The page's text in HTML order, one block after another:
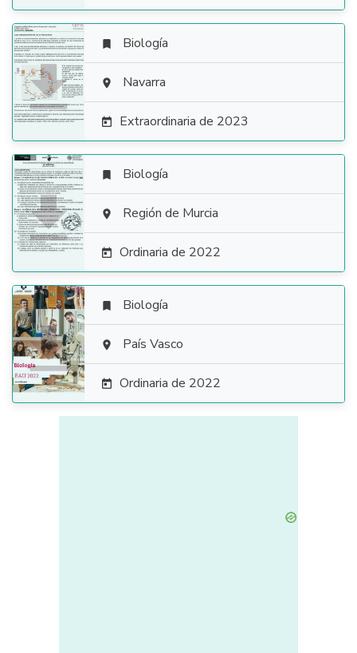

 Biología
 Navarra
 Extraordinaria de 2023

 Biología
 Región de Murcia
 Ordinaria de 2022

 Biología
 País Vasco
 Ordinaria de 2022